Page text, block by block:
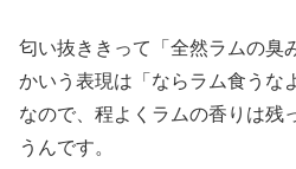
匂い抜ききって「全然ラムの臭
かいう表現は「ならラム食うな
なので、程よくラムの香りは残
うんです。